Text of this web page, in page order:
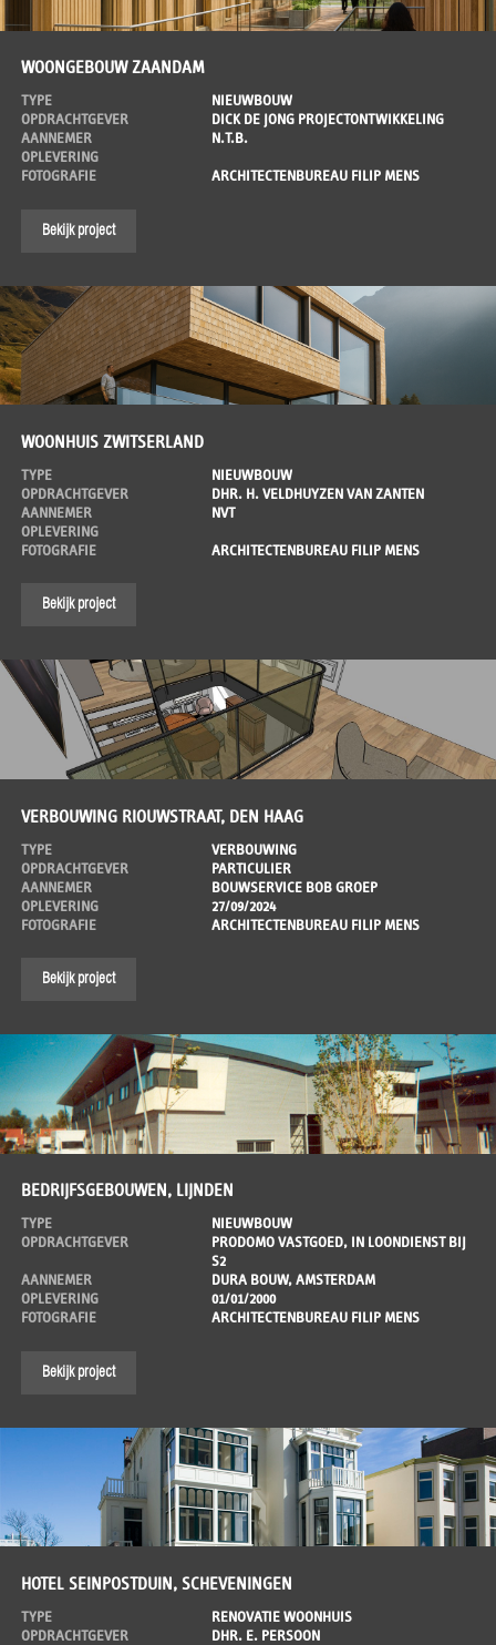
WOONGEBOUW ZAANDAM
TYPE
NIEUWBOUW
OPDRACHTGEVER
DICK DE JONG PROJECTONTWIKKELING
AANNEMER
N.T.B.
OPLEVERING
FOTOGRAFIE
ARCHITECTENBUREAU FILIP MENS
Bekijk project
WOONHUIS ZWITSERLAND
TYPE
NIEUWBOUW
OPDRACHTGEVER
DHR. H. VELDHUYZEN VAN ZANTEN
AANNEMER
NVT
OPLEVERING
FOTOGRAFIE
ARCHITECTENBUREAU FILIP MENS
Bekijk project
VERBOUWING RIOUWSTRAAT, DEN HAAG
TYPE
VERBOUWING
OPDRACHTGEVER
PARTICULIER
AANNEMER
BOUWSERVICE BOB GROEP
OPLEVERING
27/09/2024
FOTOGRAFIE
ARCHITECTENBUREAU FILIP MENS
Bekijk project
BEDRIJFSGEBOUWEN, LIJNDEN
TYPE
NIEUWBOUW
OPDRACHTGEVER
PRODOMO VASTGOED, IN LOONDIENST BIJ
S2
AANNEMER
DURA BOUW, AMSTERDAM
OPLEVERING
01/01/2000
FOTOGRAFIE
ARCHITECTENBUREAU FILIP MENS
Bekijk project
HOTEL SEINPOSTDUIN, SCHEVENINGEN
TYPE
RENOVATIE WOONHUIS
OPDRACHTGEVER
DHR. E. PERSOON